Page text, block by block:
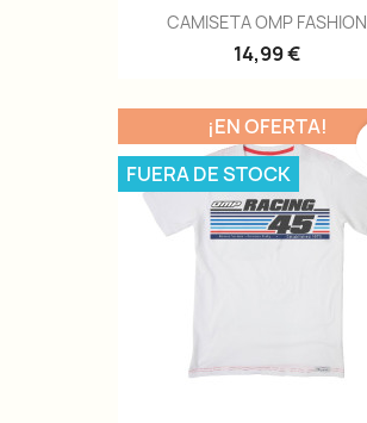
CAMISETA OMP FASHION
14,99 €
¡EN OFERTA!
FUERA DE STOCK